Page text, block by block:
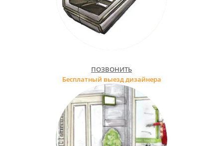
ПОЗВОНИТЬ
Бесплатный выезд дизайнера